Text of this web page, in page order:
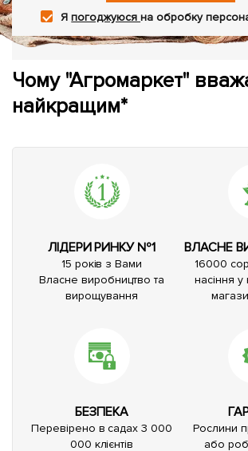
Япогоджуюсяна обробку
Чому "Агромаркет"
найкращим*
ЛІДЕРИ РИНКУ №1
15 років з Вами
Власне виробництво та
вирощування
ВЛАСНЕ
16000
насіння
БЕЗПЕКА
Перевірено в садах 3 000
000 клієнтів
Рослини
або